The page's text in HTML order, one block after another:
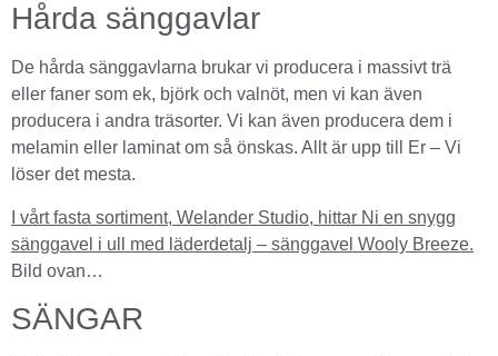
Hårda sänggavlar
De hårda sänggavlarna brukar vi producera i massivt trä
eller faner som ek, björk och valnöt, men vi kan även
producera i andra träsorter. Vi kan även producera dem i
melamin eller laminat om så önskas. Allt är upp till Er – Vi
löser det mesta.
I vårt fasta sortiment, Welander Studio, hittar Ni en snygg
sänggavel i ull med läderdetalj – sänggavel Wooly Breeze.
Bild ovan…
SÄNGAR